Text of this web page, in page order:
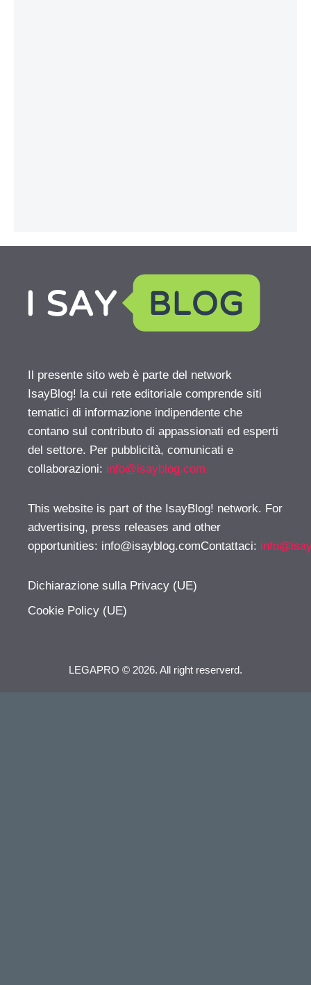
Il presente sito web è parte del network
IsayBlog! la cui rete editoriale comprende siti
tematici di informazione indipendente che
contano sul contributo di appassionati ed esperti
del settore. Per pubblicità, comunicati e
collaborazioni: info@isayblog.com
This website is part of the IsayBlog! network. For
advertising, press releases and other
opportunities: info@isayblog.comContattaci:
Dichiarazione sulla Privacy (UE)
Cookie Policy (UE)
LEGAPRO © 2026. All right reserverd.